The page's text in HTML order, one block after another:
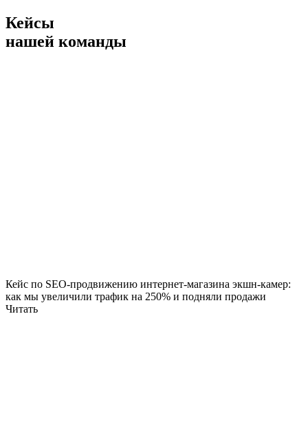
Кейсы
нашей команды
Кейс по SEO-продвижению интернет-магазина экшн-камер:
как мы увеличили трафик на 250% и подняли продажи
Читать